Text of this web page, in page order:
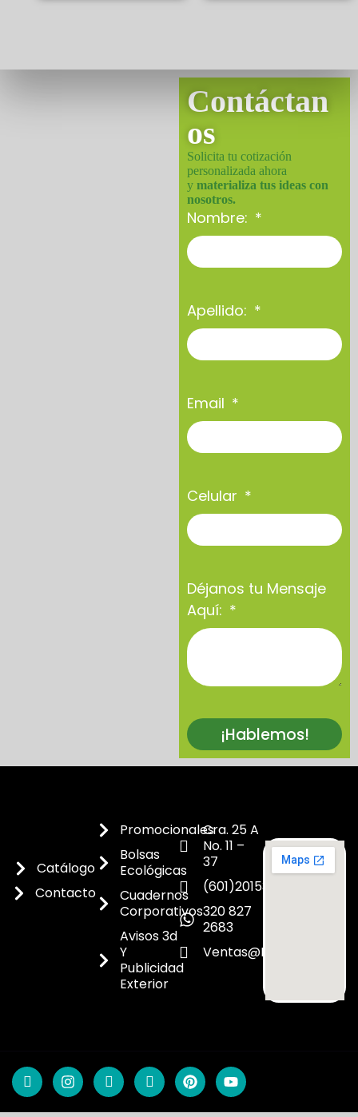
Contáctan
os
Solicita tu cotización
personalizada ahora
y materializa tus ideas con
nosotros.
Nombre:
Apellido:
Email
Celular
Déjanos tu Mensaje
Aquí:
¡Hablemos!
Catálogo
Contacto
Promocionales
Bolsas
Ecológicas
Cuadernos
Corporativos
Avisos 3d
Y
Publicidad
Exterior
Cra. 25 A
No. 11 –
37
(601)2015300
320 827
2683
Ventas@dicoes.co